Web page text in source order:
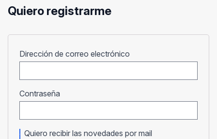
Quiero registrarme
Dirección de correo electrónico
Contraseña
Quiero recibir las novedades por mail